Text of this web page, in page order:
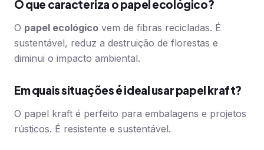
O que caracteriza o papel ecológico?
O papel ecológico vem de fibras recicladas. É
sustentável, reduz a destruição de florestas e
diminui o impacto ambiental.
Em quais situações é ideal usar papel kraft?
O papel kraft é perfeito para embalagens e projetos
rústicos. É resistente e sustentável.